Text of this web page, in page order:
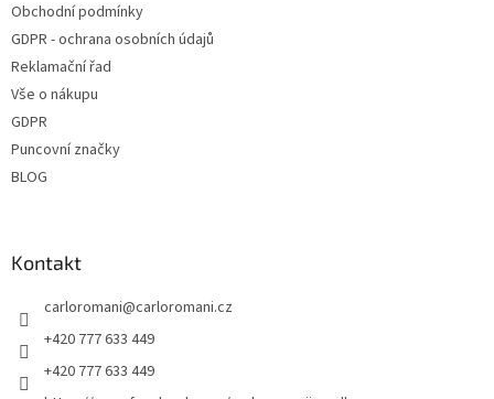
Obchodní podmínky
GDPR - ochrana osobních údajů
Reklamační řad
Vše o nákupu
GDPR
Puncovní značky
BLOG
Kontakt
carloromani@carloromani.cz
+420 777 633 449
+420 777 633 449